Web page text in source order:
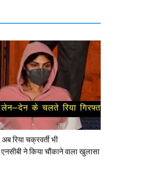
रिया चक्रवर्ती भी
ने किया चौंकाने वाला खुलासा